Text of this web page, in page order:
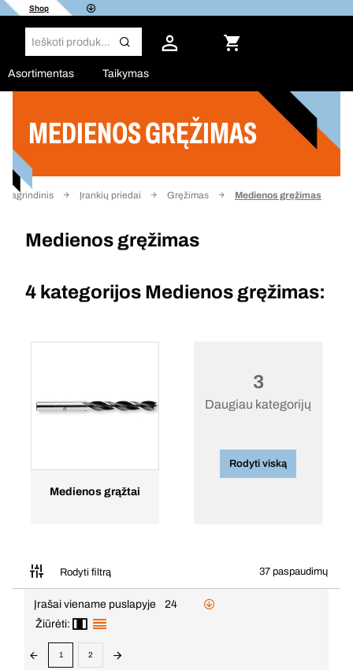
Shop
Asortimentas Taikymas
MEDIENOS GRĘŽIMAS
Pagrindinis Įrankių priedai Gręžimas Medienos gręžimas
Medienos gręžimas
4 kategorijos Medienos gręžimas:
Medienos grąžtai
3
Daugiau kategorijų
Rodyti viską
Rodyti filtrą 37 paspaudimų
Filtras
Įrašai viename puslapyje
24
Žiūrėti:
1 2